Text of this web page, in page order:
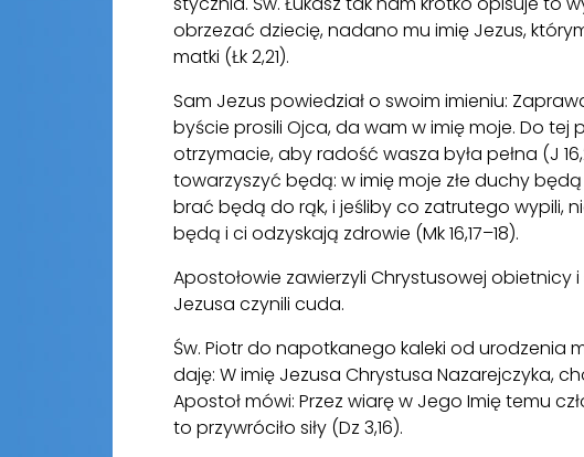
obrzezać dziecię, nadano mu imię Jezus,
matki (Łk 2,21).
Sam Jezus powiedział o swoim imieniu:
byście prosili Ojca, da wam w imię moje. Do tej
otrzymacie, aby radość wasza była pełna (J
towarzyszyć będą: w imię moje złe duchy
brać będą do rąk, i jeśliby co zatrutego wypili,
będą i ci odzyskają zdrowie (Mk 16,17–18).
Apostołowie zawierzyli Chrystusowej obietnicy i
Jezusa czynili cuda.
Św. Piotr do napotkanego kaleki od urodzenia
daję: W imię Jezusa Chrystusa Nazarejczyka,
Apostoł mówi: Przez wiarę w Jego Imię temu
to przywróciło siły (Dz 3,16).